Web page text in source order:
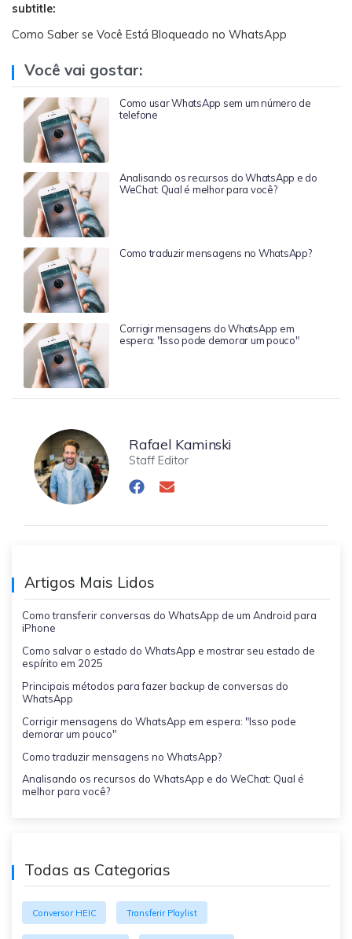
subtitle:
Como Saber se Você Está Bloqueado no WhatsApp
Você vai gostar:
Como usar WhatsApp sem um número de
telefone
Analisando os recursos do WhatsApp e do
WeChat: Qual é melhor para você?
Como traduzir mensagens no WhatsApp?
Corrigir mensagens do WhatsApp em
espera: "Isso pode demorar um pouco"
Rafael Kaminski
Staff Editor
Artigos Mais Lidos
Como transferir conversas do WhatsApp de um Android para
iPhone
Como salvar o estado do WhatsApp e mostrar seu estado de
espírito em 2025
Principais métodos para fazer backup de conversas do
WhatsApp
Corrigir mensagens do WhatsApp em espera: "Isso pode
demorar um pouco"
Como traduzir mensagens no WhatsApp?
Analisando os recursos do WhatsApp e do WeChat: Qual é
melhor para você?
Todas as Categorias
Conversor HEIC Transferir Playlist